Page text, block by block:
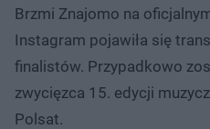
Brzmi Znajomo na
Instagram pojawiła się
finalistów. Przypadkowo
zwycięzca 15. edycji
Polsat.